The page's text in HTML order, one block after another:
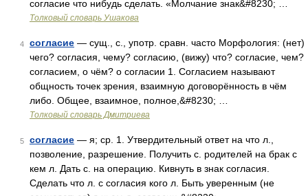
согласие что нибудь сделать. «Молчание знак&#8230; …
Толковый словарь Ушакова
4 согласие — сущ., с., употр. сравн. часто Морфология: (нет)
чего? согласия, чему? согласию, (вижу) что? согласие, чем?
согласием, о чём? о согласии 1. Согласием называют
общность точек зрения, взаимную договорённость в чём
либо. Общее, взаимное, полное,&#8230; …
Толковый словарь Дмитриева
5 согласие — я; ср. 1. Утвердительный ответ на что л.,
позволение, разрешение. Получить с. родителей на брак с
кем л. Дать с. на операцию. Кивнуть в знак согласия.
Сделать что л. с согласия кого л. Быть уверенным (не